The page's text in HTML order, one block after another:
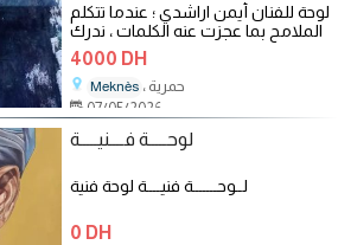
لوحة للفنان أيمن اراشدي ؛ عندما تتكلم
الملامح بما عجزت عنه الكلمات ، ندرك
ما لا يدرك
4000 DH
Meknès
، حمرية
07/05/2026
لوحـــــة فــــنيـــــة
لــوحـــــــة فنيــــة لوحة فنية
0 DH